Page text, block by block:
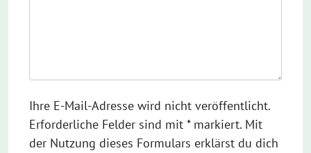
Ihre E-Mail-Adresse wird nicht veröffentlicht.
Erforderliche Felder sind mit * markiert. Mit
der Nutzung dieses Formulars erklärst du dich